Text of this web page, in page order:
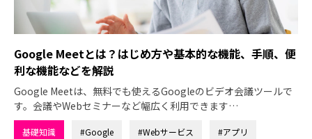
Google Meetとは？はじめ方や基本的な機能、手順、便
利な機能などを解説
Google Meetは、無料でも使えるGoogleのビデオ会議ツールで
す。会議やWebセミナーなど幅広く利用できます…
基礎知識 #Google #Webサービス #アプリ